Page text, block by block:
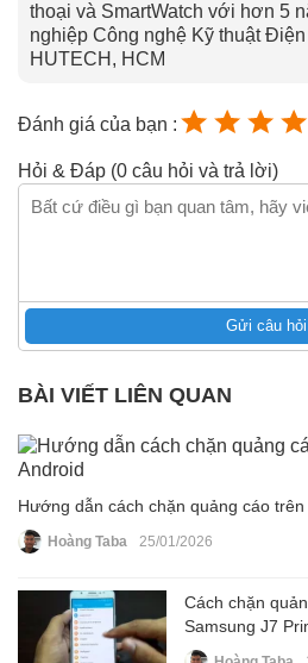
thoại và SmartWatch với hơn 5
nghiệp Công nghệ Kỹ thuật
HUTECH, HCM
Đánh giá của bạn :
Hỏi & Đáp (0 câu hỏi và trả lời)
Gửi câu hỏi
BÀI VIẾT LIÊN QUAN
Hướng dẫn cách chặn quảng cáo
Hoàng Taba 25/01/2026
Cách chặn
Samsung J7